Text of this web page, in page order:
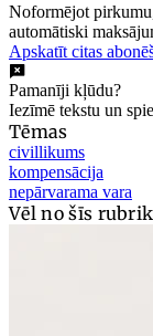
Noformējot
automātiski
Apskatīt citas
Pamanīji kļūdu?
Iezīmē tekstu un
Tēmas
civillikums
kompensācija
nepārvarama vara
Vēl no šīs